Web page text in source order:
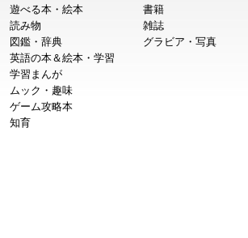
遊べる本・絵本
読み物
図鑑・辞典
英語の本＆絵本・学習
学習まんが
ムック・趣味
ゲーム攻略本
知育
書籍
雑誌
グラビア・写真